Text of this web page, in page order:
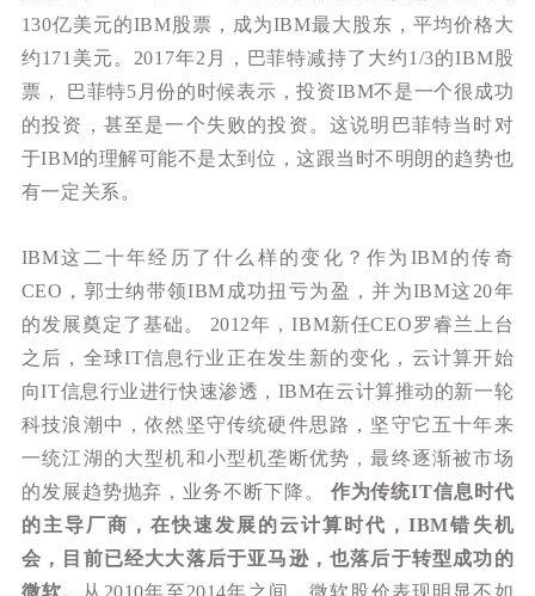
130亿美元的IBM股票，成为IBM最大股东，平均价格大
约171美元。2017年2月，巴菲特减持了大约1/3的IBM股
票， 巴菲特5月份的时候表示，投资IBM不是一个很成功
的投资，甚至是一个失败的投资。这说明巴菲特当时对
于IBM的理解可能不是太到位，这跟当时不明朗的趋势也
有一定关系。
IBM这二十年经历了什么样的变化？作为IBM的传奇
CEO，郭士纳带领IBM成功扭亏为盈，并为IBM这20年
的发展奠定了基础。 2012年，IBM新任CEO罗睿兰上台
之后，全球IT信息行业正在发生新的变化，云计算开始
向IT信息行业进行快速渗透，IBM在云计算推动的新一轮
科技浪潮中，依然坚守传统硬件思路，坚守它五十年来
一统江湖的大型机和小型机垄断优势，最终逐渐被市场
的发展趋势抛弃，业务不断下降。 作为传统IT信息时代
的主导厂商，在快速发展的云计算时代，IBM错失机
会，目前已经大大落后于亚马逊，也落后于转型成功的
微软。 从2010年至2014年之间，微软股价表现明显不如